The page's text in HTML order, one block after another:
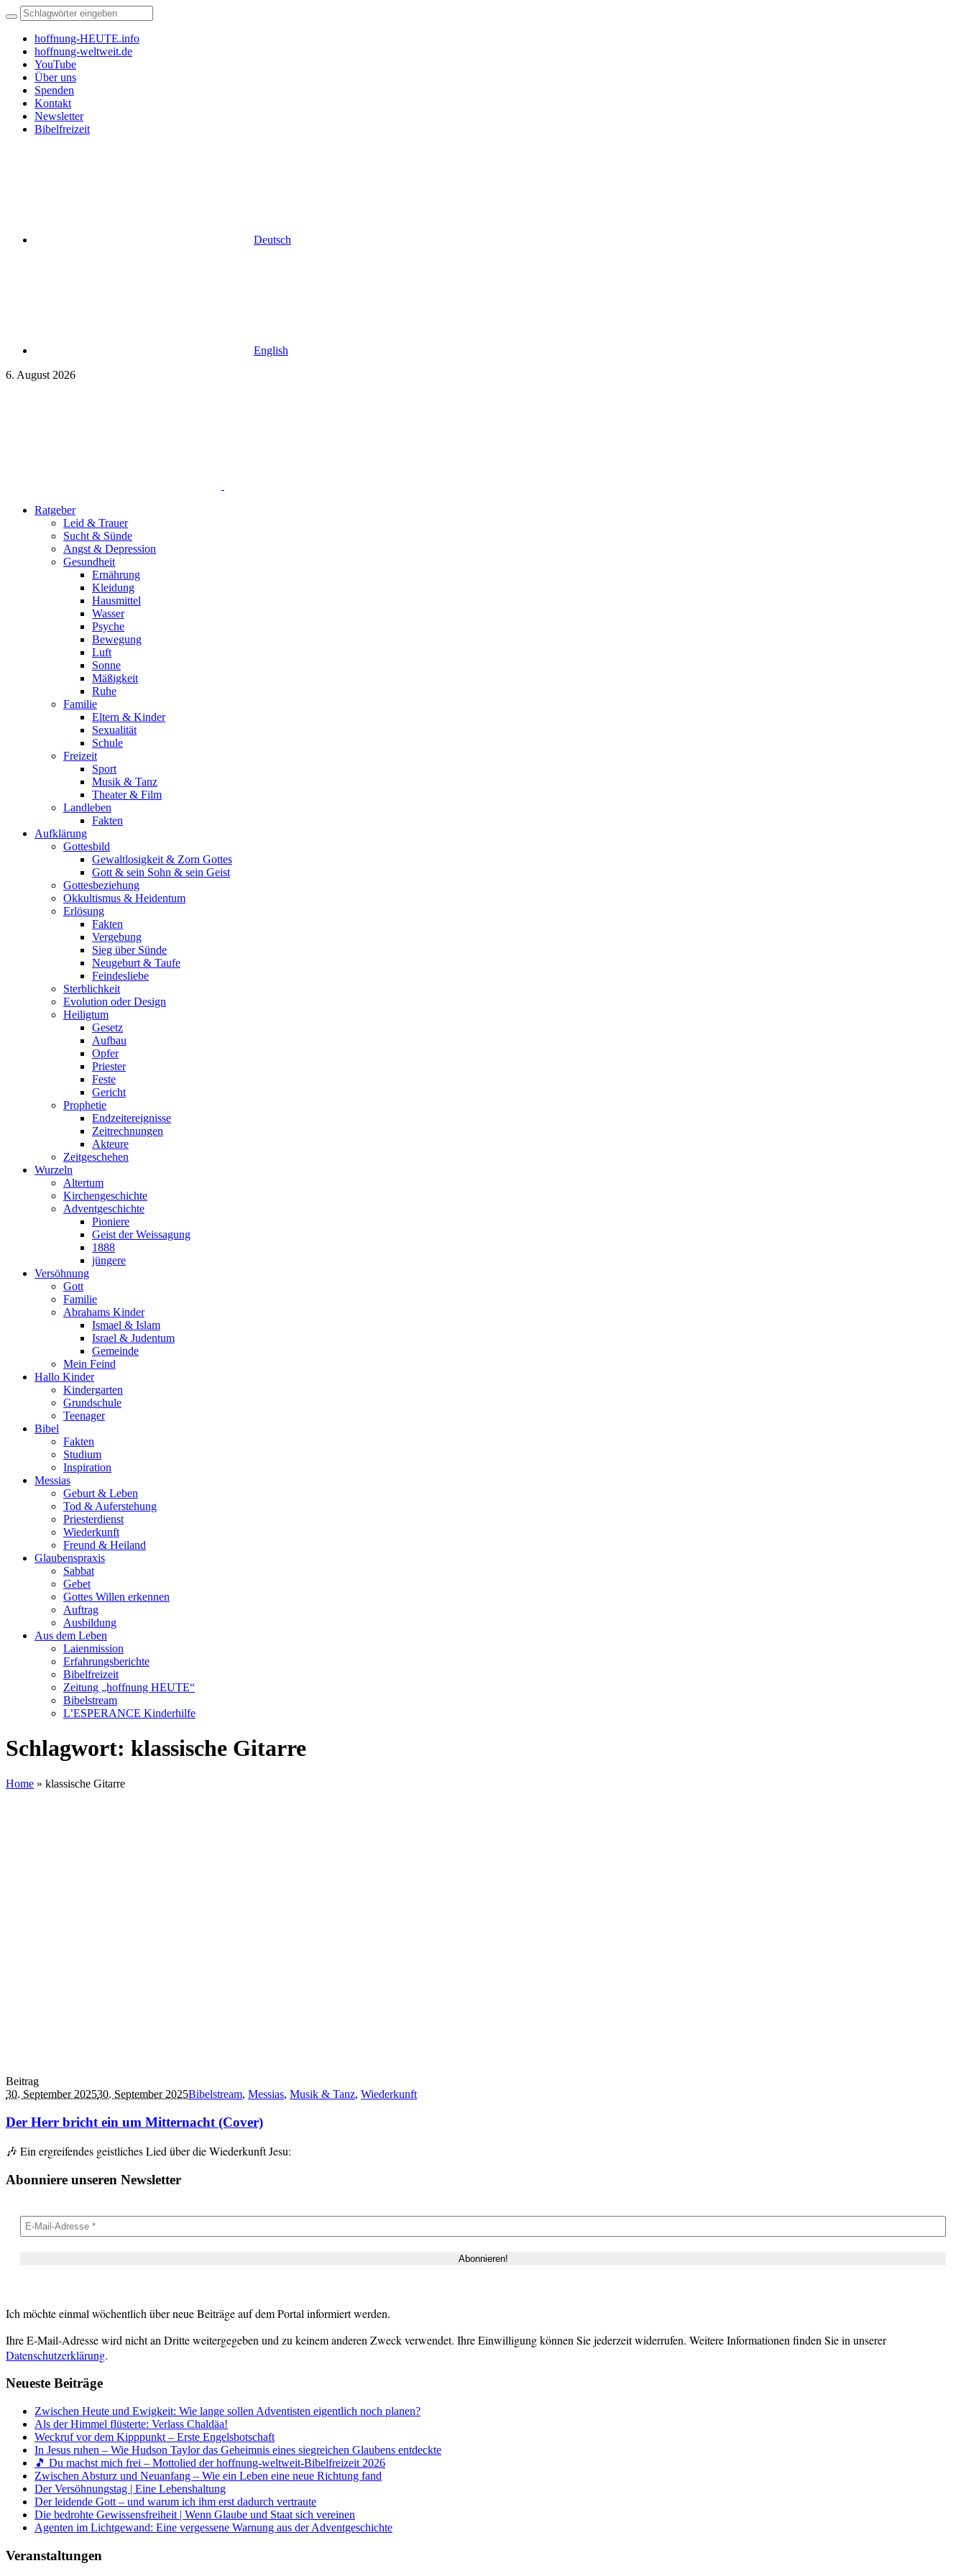
hoffnung-HEUTE.info
hoffnung-weltweit.de
YouTube
Über uns
Spenden
Kontakt
Newsletter
Bibelfreizeit
Deutsch
English
6. August 2026
Ratgeber
Leid & Trauer
Sucht & Sünde
Angst & Depression
Gesundheit
Ernährung
Kleidung
Hausmittel
Wasser
Psyche
Bewegung
Luft
Sonne
Mäßigkeit
Ruhe
Familie
Eltern & Kinder
Sexualität
Schule
Freizeit
Sport
Musik & Tanz
Theater & Film
Landleben
Fakten
Aufklärung
Gottesbild
Gewaltlosigkeit & Zorn Gottes
Gott & sein Sohn & sein Geist
Gottesbeziehung
Okkultismus & Heidentum
Erlösung
Fakten
Vergebung
Sieg über Sünde
Neugeburt & Taufe
Feindesliebe
Sterblichkeit
Evolution oder Design
Heiligtum
Gesetz
Aufbau
Opfer
Priester
Feste
Gericht
Prophetie
Endzeitereignisse
Zeitrechnungen
Akteure
Zeitgeschehen
Wurzeln
Altertum
Kirchengeschichte
Adventgeschichte
Pioniere
Geist der Weissagung
1888
jüngere
Versöhnung
Gott
Familie
Abrahams Kinder
Ismael & Islam
Israel & Judentum
Gemeinde
Mein Feind
Hallo Kinder
Kindergarten
Grundschule
Teenager
Bibel
Fakten
Studium
Inspiration
Messias
Geburt & Leben
Tod & Auferstehung
Priesterdienst
Wiederkunft
Freund & Heiland
Glaubenspraxis
Sabbat
Gebet
Gottes Willen erkennen
Auftrag
Ausbildung
Aus dem Leben
Laienmission
Erfahrungsberichte
Bibelfreizeit
Zeitung „hoffnung HEUTE“
Bibelstream
L’ESPERANCE Kinderhilfe
Schlagwort: klassische Gitarre
Home » klassische Gitarre
Beitrag
30. September 202530. September 2025Bibelstream, Messias, Musik & Tanz, Wiederkunft
Der Herr bricht ein um Mitternacht (Cover)
🎶 Ein ergreifendes geistliches Lied über die Wiederkunft Jesu:
Abonniere unseren Newsletter
Ich möchte einmal wöchentlich über neue Beiträge auf dem Portal informiert werden.
Ihre E-Mail-Adresse wird nicht an Dritte weitergegeben und zu keinem anderen Zweck verwendet. Ihre Einwilligung können Sie jederzeit widerrufen. Weitere Informationen finden Sie in unserer
Datenschutzerklärung.
Neueste Beiträge
Zwischen Heute und Ewigkeit: Wie lange sollen Adventisten eigentlich noch planen?
Als der Himmel flüsterte: Verlass Chaldäa!
Weckruf vor dem Kipppunkt – Erste Engelsbotschaft
In Jesus ruhen – Wie Hudson Taylor das Geheimnis eines siegreichen Glaubens entdeckte
🎵 Du machst mich frei – Mottolied der hoffnung-weltweit-Bibelfreizeit 2026
Zwischen Absturz und Neuanfang – Wie ein Leben eine neue Richtung fand
Der Versöhnungstag | Eine Lebenshaltung
Der leidende Gott – und warum ich ihm erst dadurch vertraute
Die bedrohte Gewissensfreiheit | Wenn Glaube und Staat sich vereinen
Agenten im Lichtgewand: Eine vergessene Warnung aus der Adventgeschichte
Veranstaltungen